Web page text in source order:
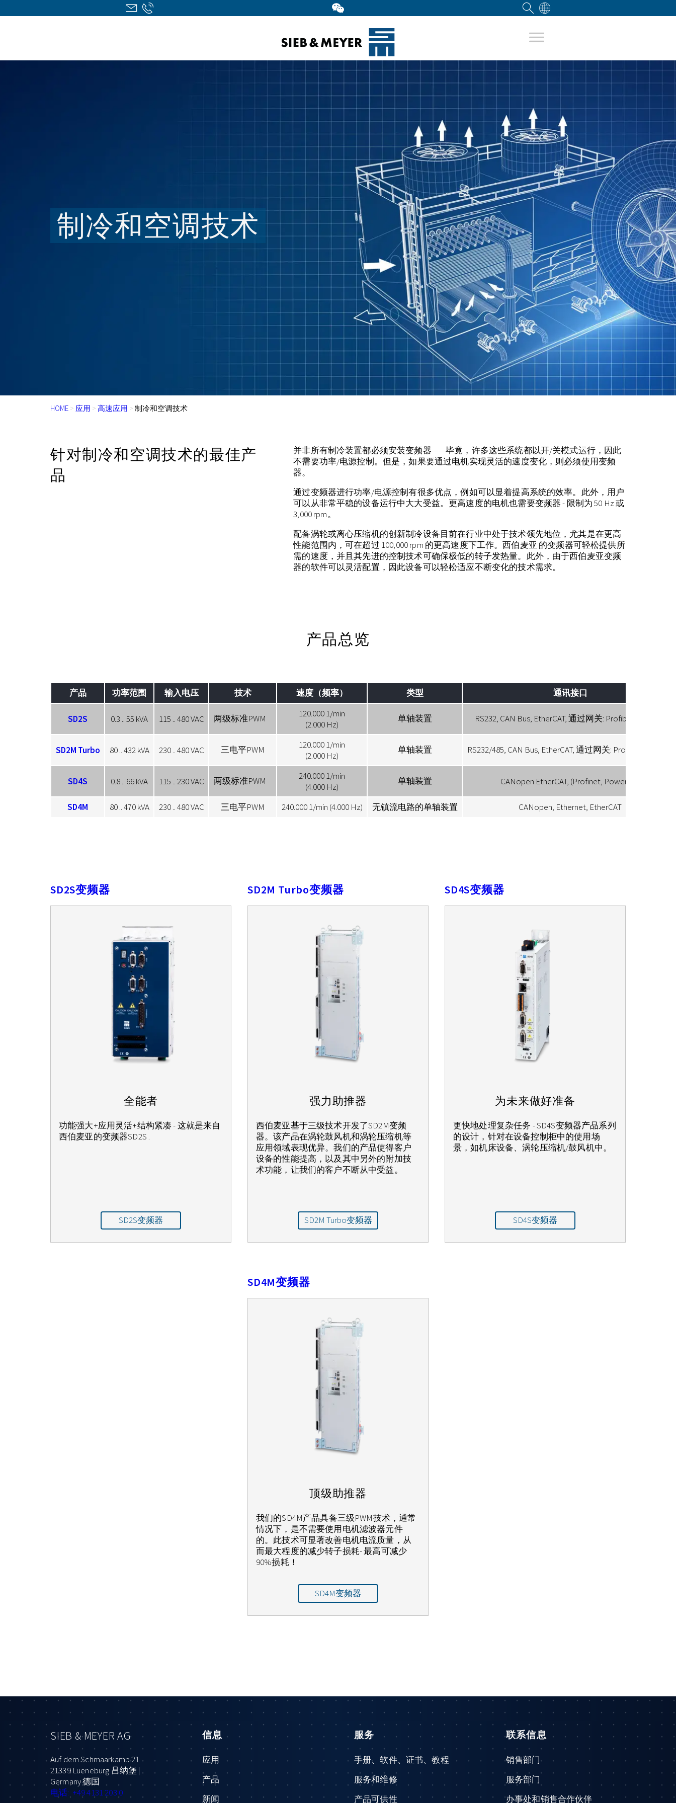
制冷和空调技术
HOME > 应用 > 高速应用 > 制冷和空调技术
针对制冷和空调技术的最佳产
品
并非所有制冷装置都必须安装变频器——毕竟，许多这些系统都以开/关模式运行，因此
不需要功率/电源控制。但是，如果要通过电机实现灵活的速度变化，则必须使用变频
器。
通过变频器进行功率/电源控制有很多优点，例如可以显着提高系统的效率。此外，用户
可以从非常平稳的设备运行中大大受益。更高速度的电机也需要变频器 - 限制为 50 Hz 或
3,000 rpm。
配备涡轮或离心压缩机的创新制冷设备目前在行业中处于技术领先地位，尤其是在更高
性能范围内，可在超过 100,000 rpm 的更高速度下工作。西伯麦亚 的变频器可轻松提供所
需的速度，并且其先进的控制技术可确保极低的转子发热量。此外，由于西伯麦亚变频
器的软件可以灵活配置，因此设备可以轻松适应不断变化的技术需求。
产品总览
产品 功率范围 输入电压 技术 速度（频率） 类型 通讯接口
SD2S 0.3 .. 55 kVA 115 .. 480 VAC 两级标准PWM
120.000 1/min
(2.000 Hz)
单轴装置 RS232, CAN Bus, EtherCAT, 通过网关: Profibus, Profinet
SD2M Turbo 80 .. 432 kVA 230 .. 480 VAC 三电平PWM
120.000 1/min
(2.000 Hz)
单轴装置 RS232/485, CAN Bus, EtherCAT, 通过网关: Profibus, Profinet
SD4S 0.8 .. 66 kVA 115 .. 230 VAC 两级标准PWM
240.000 1/min
(4.000 Hz)
单轴装置 CANopen EtherCAT, (Profinet, Powerlink)
SD4M 80 .. 470 kVA 230 .. 480 VAC 三电平PWM 240.000 1/min (4.000 Hz) 无镇流电路的单轴装置 CANopen, Ethernet, EtherCAT
SD2S变频器
全能者
功能强大+应用灵活+结构紧凑 - 这就是来自
西伯麦亚的变频器SD2S .
SD2S变频器
SD2M Turbo变频器
强力助推器
西伯麦亚基于三级技术开发了SD2M变频
器。该产品在涡轮鼓风机和涡轮压缩机等
应用领域表现优异。我们的产品使得客户
设备的性能提高，以及其中另外的附加技
术功能，让我们的客户不断从中受益。
SD2M Turbo变频器
SD4S变频器
为未来做好准备
更快地处理复杂任务 - SD4S变频器产品系列
的设计，针对在设备控制柜中的使用场
景，如机床设备、涡轮压缩机/鼓风机中。
SD4S变频器
SD4M变频器
顶级助推器
我们的SD4M产品具备三级PWM技术，通常
情况下，是不需要使用电机滤波器元件
的。此技术可显著改善电机电流质量，从
而最大程度的减少转子损耗- 最高可减少
90%损耗！
SD4M变频器
SIEB & MEYER AG
Auf dem Schmaarkamp 21
21339 Lueneburg 吕纳堡 |
Germany 德国
电话: +49 4131 203 0
信息
应用
产品
新闻
服务
手册、软件、证书、教程
服务和维修
产品可供性
联系信息
销售部门
服务部门
办事处和销售合作伙伴